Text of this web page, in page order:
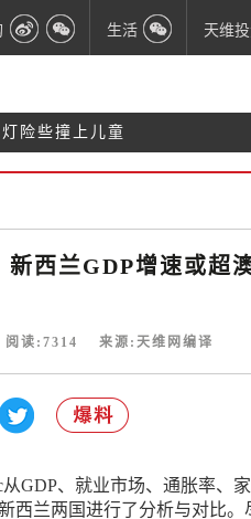
生活 天维
险些撞上儿童
联系上你，急切听到你
西兰GDP增速或超
读: 7314 来源:天维网编译
从GDP、就业市场、通胀率、
西兰两国进行了分析与对比。